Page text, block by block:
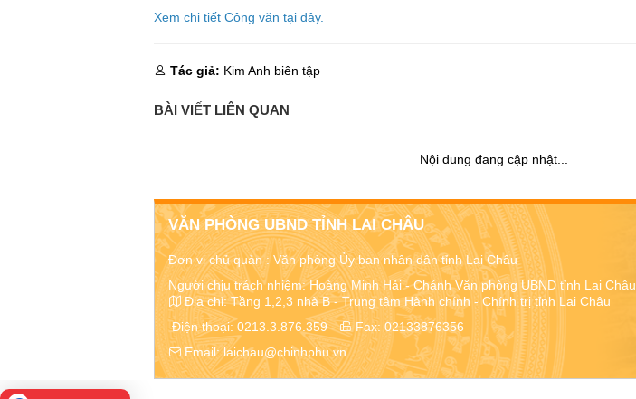
Xem chi tiết Công văn tại đây.
Tác giả: Kim Anh biên tập
BÀI VIẾT LIÊN QUAN
Nội dung đang cập nhật...
VĂN PHÒNG UBND TỈNH LAI CHÂU
Đơn vị chủ quản :Văn phòng Ủy ban nhân dân tỉnh Lai Châu
Người chịu trách nhiệm: Hoàng Minh Hải - Chánh Văn phòng UBND tỉnh Lai Châu
Địa chỉ:Tầng 1,2,3 nhà B - Trung tâm Hành chính - Chính trị tỉnh Lai Châu
Điện thoại: 0213.3.876.359- Fax: 02133876356
Email:laichau@chinhphu.vn